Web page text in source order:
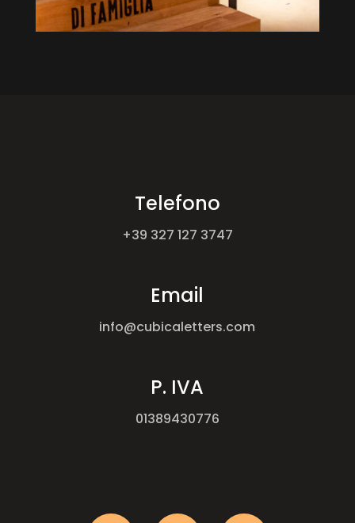
Telefono
+39 327 127 3747
Email
info@cubicaletters.com
P. IVA
01389430776